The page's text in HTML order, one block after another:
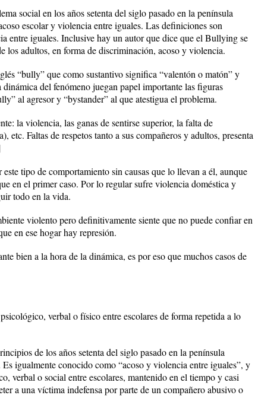
social en los años setenta del siglo pasado en la península
escolar y violencia entre iguales. Las definiciones son
entre iguales. Inclusive hay un autor que dice que el Bullying se
los adultos, en forma de discriminación, acoso y violencia.
“bully” que como sustantivo significa “valentón o matón” y
del fenómeno juegan papel importante las figuras
al agresor y “bystander” al que atestigua el problema.
la violencia, las ganas de sentirse superior, la falta de
etc. Faltas de respetos tanto a sus compañeros y adultos, presenta
tipo de comportamiento sin causas que lo llevan a él, aunque
en el primer caso. Por lo regular sufre violencia doméstica y
todo en la vida.
violento pero definitivamente siente que no puede confiar en
en ese hogar hay represión.
bien a la hora de la dinámica, es por eso que muchos casos de
verbal o físico entre escolares de forma repetida a lo
de los años setenta del siglo pasado en la península
igualmente conocido como “acoso y violencia entre iguales”, y
verbal o social entre escolares, mantenido en el tiempo y casi
a una víctima indefensa por parte de un compañero abusivo o